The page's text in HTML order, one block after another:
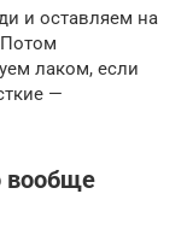
и оставляем на
лаком, если
—
вообще